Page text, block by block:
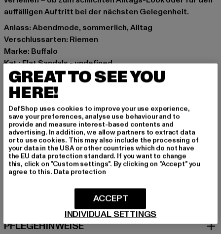
auffälligen Auftritt bei der nächsten Gelegenheit.
Anlass: Abendmode, sommerlich, Alltag
Verschlussarten: Riemen
Marke: Buffalo
Kat.: Flat Sandals - undefined
Farbe: blau, silberfarben
Hersteller Farbe: blue/silver
Obermaterial: sonstiges Material
Innenfutter: sonstiges Material
Art.Nr: 1601282-03296
Hersteller: Buffalo Boots GmbH |service-de@buffalo-
boots.com
Schanzenstraße 41 | 51063 Köln | DE
GRÖSSE & PASSFORM
PFLEGEHINWEISE
GREAT TO SEE YOU
HERE!
DefShop uses cookies to improve your use experience,
save your preferences, analyse use behaviour and to
provide and measure interest-based contents and
advertising. In addition, we allow partners to extract data
or to use cookies. This may also include the processing of
your data in the USA or other countries which do not have
the EU data protection standard. If you want to change
this, click on "Custom settings". By clicking on "Accept" you
agree to this. Data protection
INDIVIDUAL SETTINGS
ACCEPT